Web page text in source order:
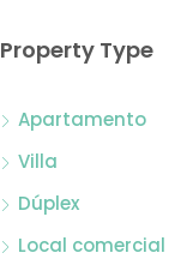
Property Type
Apartamento
Villa
Dúplex
Local comercial